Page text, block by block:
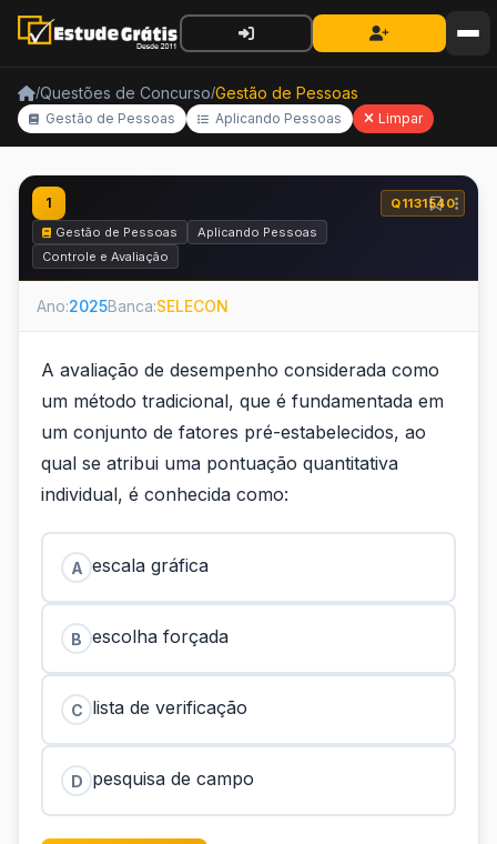
/Questões de Concurso/Gestão de Pessoas
Gestão de Pessoas Aplicando Pessoas Limpar
1
Q1131540
Gestão de Pessoas
Aplicando Pessoas
Controle e Avaliação
Ano:2025Banca:SELECON
A avaliação de desempenho considerada como
um método tradicional, que é fundamentada em
um conjunto de fatores pré-estabelecidos, ao
qual se atribui uma pontuação quantitativa
individual, é conhecida como:
A escala gráfica
B escolha forçada
C lista de verificação
D pesquisa de campo